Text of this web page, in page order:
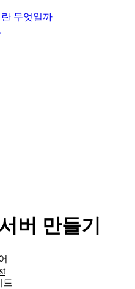
란 무엇일까
버 만들기
드